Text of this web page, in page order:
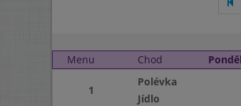
Menu
Chod
1
Polévka
Jídlo